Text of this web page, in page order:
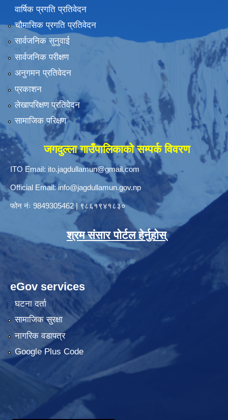
वार्षिक प्रगति प्रतिवेदन
चौमासिक प्रगति प्रतिवेदन
सार्वजनिक सुनुवाई
सार्वजनिक परीक्षण
अनुगमन प्रतिवेदन
प्रकाशन
लेखापरिक्षण प्रतिवेदन
सामाजिक परिक्षण
जगदुल्ला गाउँपालिकाको सम्पर्क विवरण
ITO Email: ito.jagdullamun@gmail.com
Official Email:info@jagdullamun.gov.np
फोन नंः 9849305462| ९८६१९४१८३०
श्रम संसार पोर्टल हेर्नुहोस्
eGov services
घटना दर्ता
सामाजिक सुरक्षा
नागरिक वडापत्र
Google Plus Code